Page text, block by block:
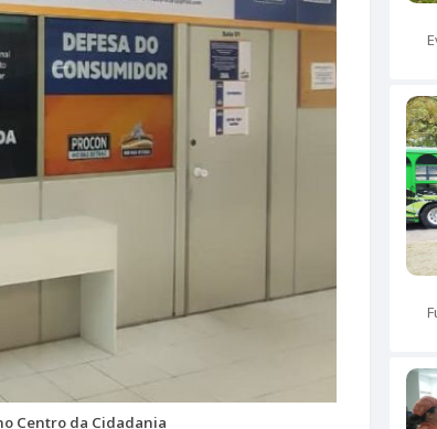
Centro da Cidadania